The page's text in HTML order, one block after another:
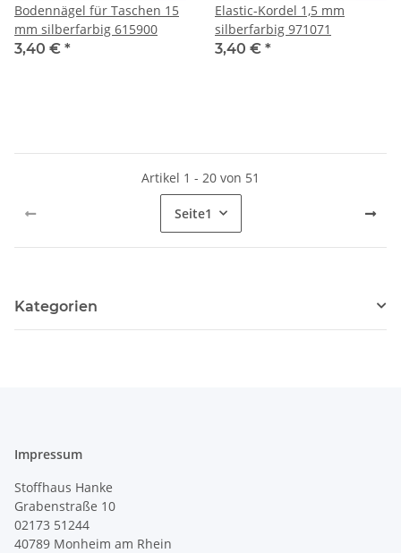
Bodennägel für Taschen 15
mm silberfarbig 615900
3,40 € *
Elastic-Kordel 1,5 mm
silberfarbig 971071
3,40 € *
Artikel 1 - 20 von 51
Seite1
Kategorien
Impressum
Stoffhaus Hanke
Grabenstraße 10
02173 51244
40789 Monheim am Rhein